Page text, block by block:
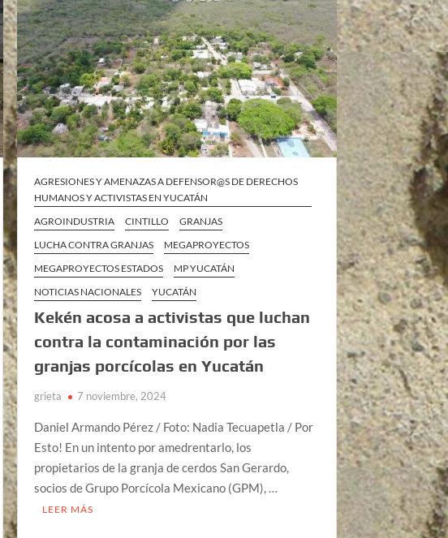
AGRESIONES Y AMENAZAS A DEFENSOR@S DE DERECHOS
HUMANOS Y ACTIVISTAS EN YUCATÁN
AGROINDUSTRIA
CINTILLO
GRANJAS
LUCHA CONTRA GRANJAS
MEGAPROYECTOS
MEGAPROYECTOS ESTADOS
MP YUCATÁN
NOTICIAS NACIONALES
YUCATÁN
Kekén acosa a activistas que luchan
contra la contaminación por las
granjas porcícolas en Yucatán
grieta 7 noviembre, 2024
Daniel Armando Pérez / Foto: Nadia Tecuapetla / Por
Esto! En un intento por amedrentarlo, los
propietarios de la granja de cerdos San Gerardo,
socios de Grupo Porcícola Mexicano (GPM), …
LEER MÁS